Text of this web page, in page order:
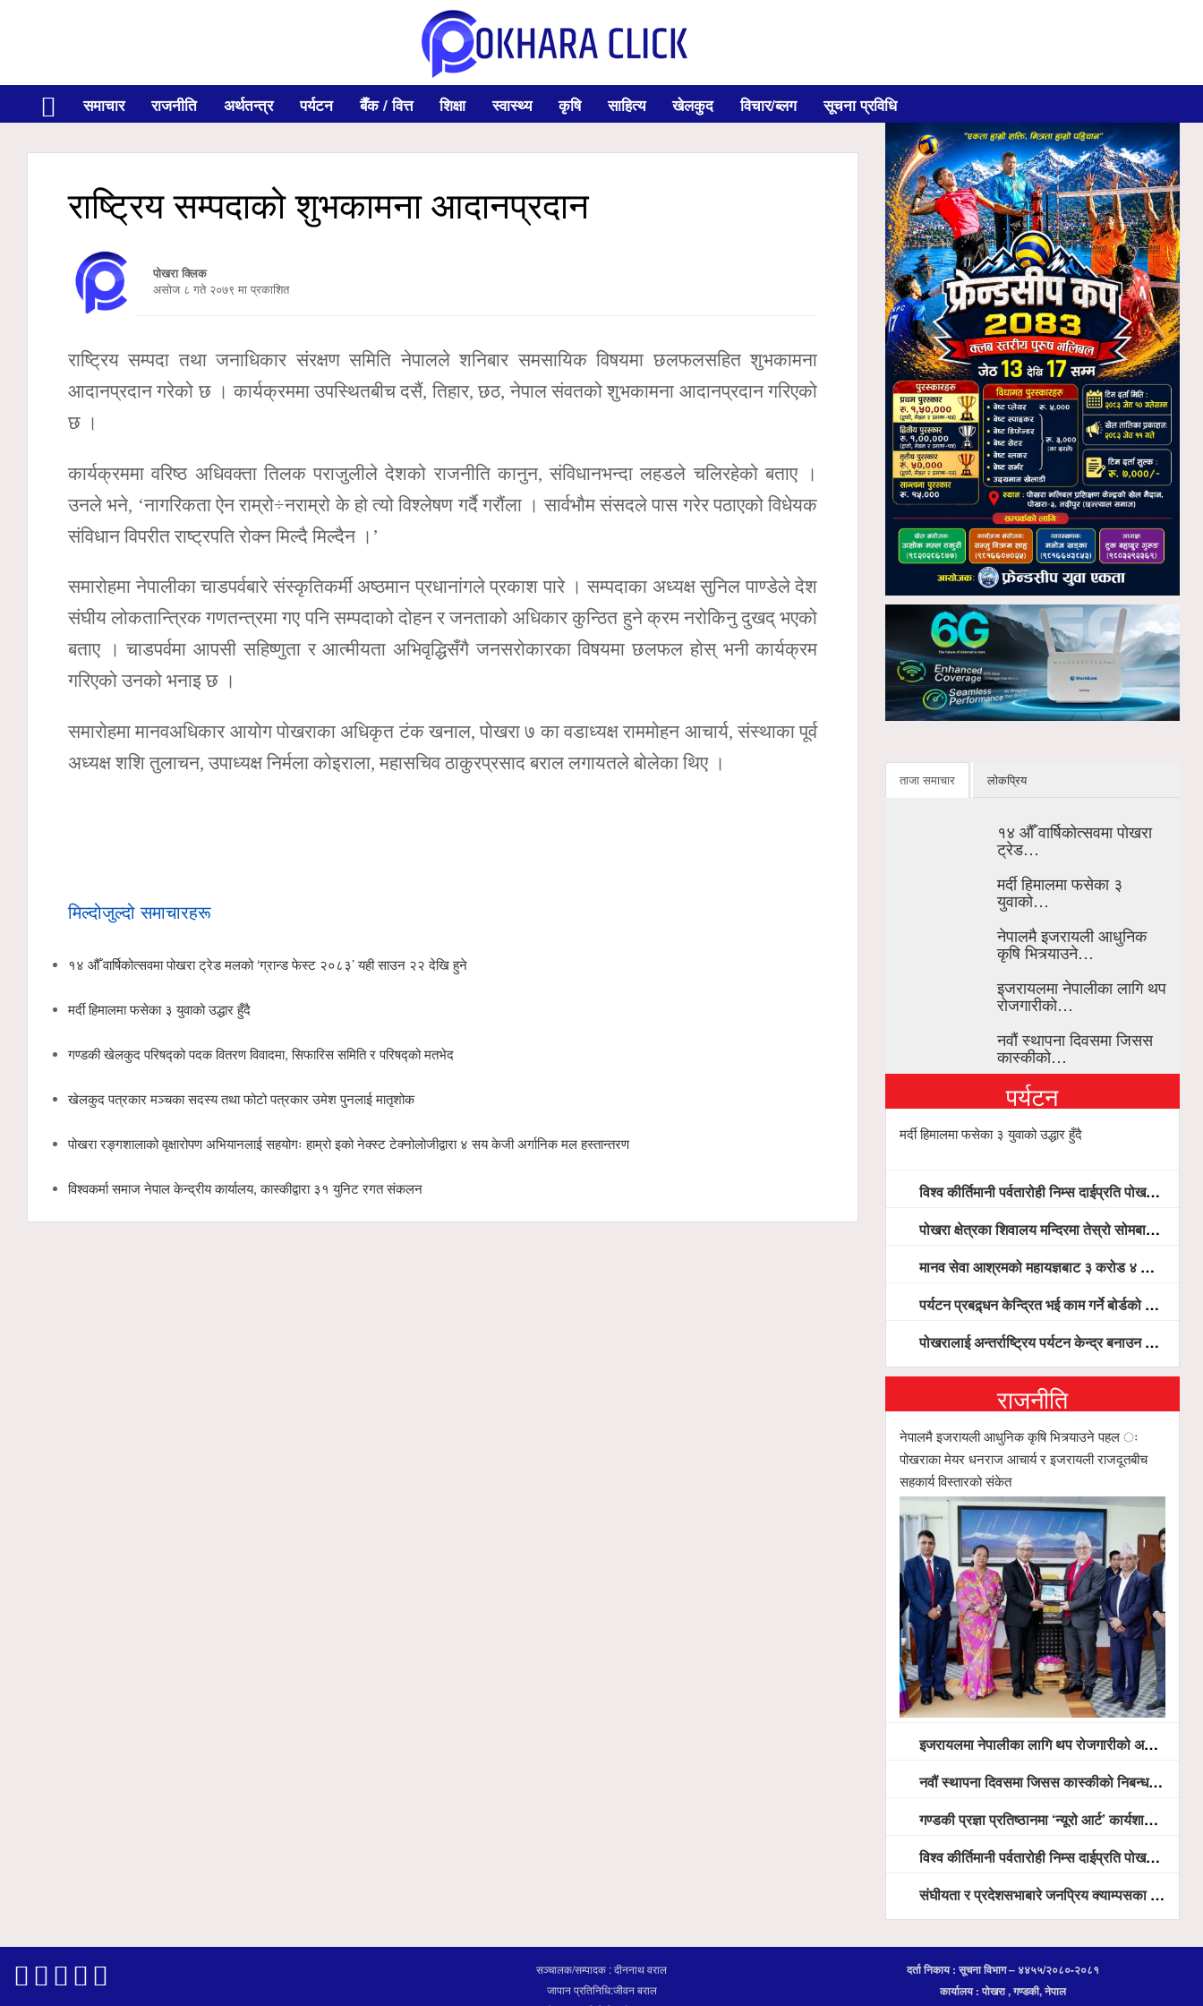
समाचार राजनीति अर्थतन्त्र पर्यटन बैँक / वित्त शिक्षा स्वास्थ्य कृषि साहित्य खेलकुद विचार/ब्लग सूचना प्रविधि
राष्ट्रिय सम्पदाको शुभकामना आदानप्रदान
पोखरा क्लिक
असाेज ८ गते २०७९ मा प्रकाशित
राष्ट्रिय सम्पदा तथा जनाधिकार संरक्षण समिति नेपालले शनिबार समसायिक विषयमा छलफलसहित शुभकामना
आदानप्रदान गरेको छ । कार्यक्रममा उपस्थितबीच दसैं, तिहार, छठ, नेपाल संवतको शुभकामना आदानप्रदान गरिएको
छ ।
कार्यक्रममा वरिष्ठ अधिवक्ता तिलक पराजुलीले देशको राजनीति कानुन, संविधानभन्दा लहडले चलिरहेको बताए ।
उनले भने, ‘नागरिकता ऐन राम्रो÷नराम्रो के हो त्यो विश्लेषण गर्दै गरौंला । सार्वभौम संसदले पास गरेर पठाएको विधेयक
संविधान विपरीत राष्ट्रपति रोक्न मिल्दै मिल्दैन ।’
समारोहमा नेपालीका चाडपर्वबारे संस्कृतिकर्मी अष्ठमान प्रधानांगले प्रकाश पारे । सम्पदाका अध्यक्ष सुनिल पाण्डेले देश
संघीय लोकतान्त्रिक गणतन्त्रमा गए पनि सम्पदाको दोहन र जनताको अधिकार कुन्ठित हुने क्रम नरोकिनु दुखद् भएको
बताए । चाडपर्वमा आपसी सहिष्णुता र आत्मीयता अभिवृद्धिसँगै जनसरोकारका विषयमा छलफल होस् भनी कार्यक्रम
गरिएको उनको भनाइ छ ।
समारोहमा मानवअधिकार आयोग पोखराका अधिकृत टंक खनाल, पोखरा ७ का वडाध्यक्ष राममोहन आचार्य, संस्थाका पूर्व
अध्यक्ष शशि तुलाचन, उपाध्यक्ष निर्मला कोइराला, महासचिव ठाकुरप्रसाद बराल लगायतले बोलेका थिए ।
मिल्दोजुल्दो समाचारहरू
१४ औँ वार्षिकोत्सवमा पोखरा ट्रेड मलको ‘ग्रान्ड फेस्ट २०८३’ यही साउन २२ देखि हुने
मर्दी हिमालमा फसेका ३ युवाको उद्धार हुँदै
गण्डकी खेलकुद परिषद्को पदक वितरण विवादमा, सिफारिस समिति र परिषद्को मतभेद
खेलकुद पत्रकार मञ्चका सदस्य तथा फोटो पत्रकार उमेश पुनलाई मातृशोक
पोखरा रङ्गशालाको वृक्षारोपण अभियानलाई सहयोगः हाम्रो इको नेक्स्ट टेक्नोलोजीद्वारा ४ सय केजी अर्गानिक मल हस्तान्तरण
विश्वकर्मा समाज नेपाल केन्द्रीय कार्यालय, कास्कीद्वारा ३१ युनिट रगत संकलन
ताजा समाचार लोकप्रिय
१४ औँ वार्षिकोत्सवमा पोखरा
ट्रेड…
मर्दी हिमालमा फसेका ३
युवाको…
नेपालमै इजरायली आधुनिक
कृषि भित्र्याउने…
इजरायलमा नेपालीका लागि थप
रोजगारीको…
नवौं स्थापना दिवसमा जिसस
कास्कीको…
पर्यटन
मर्दी हिमालमा फसेका ३ युवाको उद्धार हुँदै
विश्व कीर्तिमानी पर्वतारोही निम्स दाईप्रति पोखरामा श्रद्धाञ्जली, दीप प्रज्वलन गर्दै योगदानको प्रशंसा (भिडियो सहित)
पोखरा क्षेत्रका शिवालय मन्दिरमा तेस्रो सोमबार भक्तजनको बिहानैदेखि घुइँचो
मानव सेवा आश्रमको महायज्ञबाट ३ करोड ४ लाख ५९ हजार बचत, १ करोड ४४ लाख उठ्न बाँकी, विना संचार माध्यम तर प्रचार प्रसारमै भयो १९ लाख खर्च !
पर्यटन प्रबद्र्धन केन्द्रित भई काम गर्ने बोर्डको योजना छः सदस्य पोखरेल, चलिय पोखरालाई थप प्रभावकारी बनाउन होटल संघको माग
पोखरालाई अन्तर्राष्ट्रिय पर्यटन केन्द्र बनाउन पूर्वाधार, हवाई पहुँच र प्राकृतिक सम्पदाको संरक्षणमा सरकार केन्द्रित हुन्छः मन्त्री पौडेल
राजनीति
नेपालमै इजरायली आधुनिक कृषि भित्र्याउने पहल ः
पोखराका मेयर धनराज आचार्य र इजरायली राजदूतबीच
सहकार्य विस्तारको संकेत
इजरायलमा नेपालीका लागि थप रोजगारीको अवसर विस्तार गरिने ः राजदूत बास
नवौं स्थापना दिवसमा जिसस कास्कीको निबन्ध प्रतियोगिता
गण्डकी प्रज्ञा प्रतिष्ठानमा ‘न्यूरो आर्ट’ कार्यशाला, भाषा शुद्धता अभियानदेखि अनुसन्धान प्रवर्द्धनसम्मका कार्यक्रम हुँदै
विश्व कीर्तिमानी पर्वतारोही निम्स दाईप्रति पोखरामा श्रद्धाञ्जली, दीप प्रज्वलन गर्दै योगदानको प्रशंसा (भिडियो सहित)
संघीयता र प्रदेशसभाबारे जनप्रिय क्याम्पसका विद्यार्थीलाई अभिमुखीकरण
सञ्चालक/सम्पादक : दीननाथ वराल
जापान प्रतिनिधि:जीवन बराल
दर्ता निकाय : सूचना विभाग – ४४५५/२०८०-२०८१
कार्यालय : पोखरा , गण्डकी, नेपाल